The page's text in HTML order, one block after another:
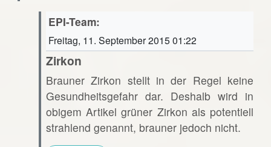
EPI-Team:
Freitag, 11. September 2015 01:22
Zirkon
Brauner Zirkon stellt in der Regel keine
Gesundheitsgefahr dar. Deshalb wird in
obigem Artikel grüner Zirkon als potentiell
strahlend genannt, brauner jedoch nicht.